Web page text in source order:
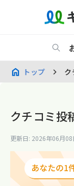
トップ ク
クチコミ投
更新日: 2026年06月08